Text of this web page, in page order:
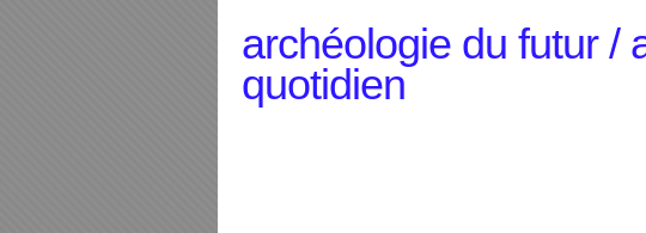
archéologie du futur /
quotidien